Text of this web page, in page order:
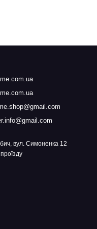
вул. Симоненка 12